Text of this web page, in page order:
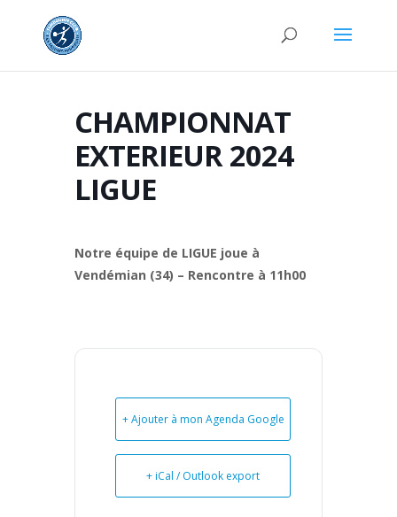
CHAMPIONNAT
EXTERIEUR 2024
LIGUE
Notre équipe de LIGUE joue à
Vendémian (34) – Rencontre à 11h00
+ Ajouter à mon Agenda Google
+ iCal / Outlook export